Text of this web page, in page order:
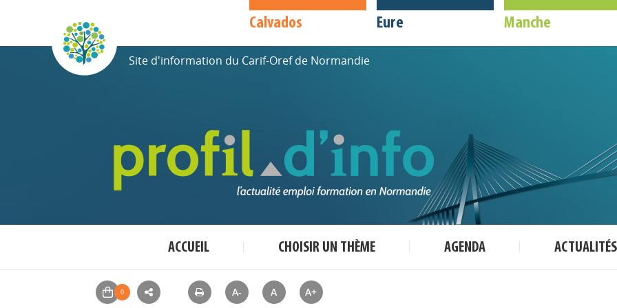
Calvados Eure Manche
Site d'information du Carif-Oref de Normandie
ACCUEIL CHOISIR UN THÈME AGENDA ACTUALITÉS
A- A A+